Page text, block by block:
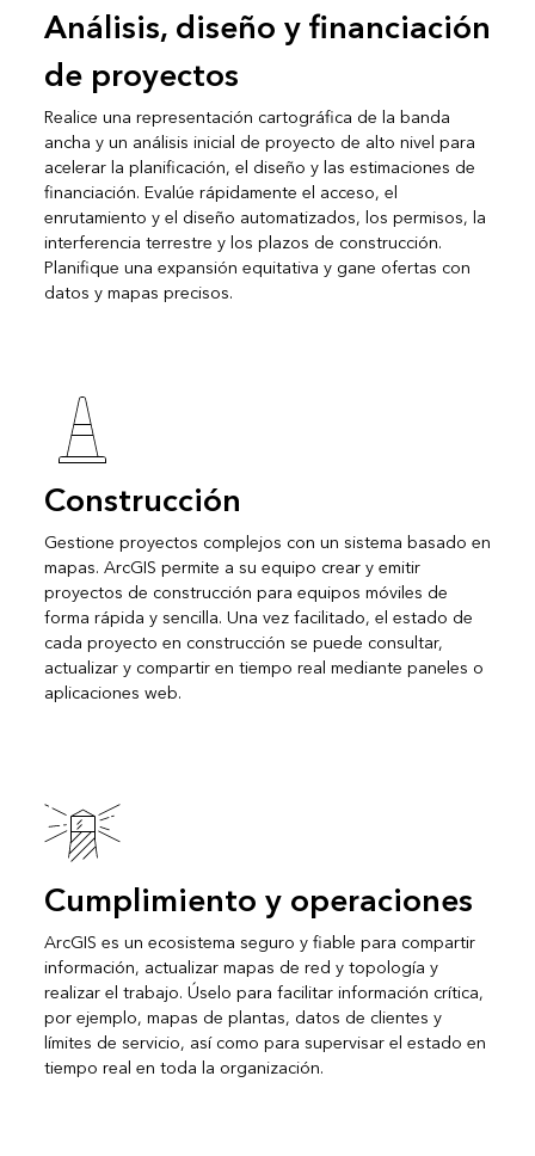
Análisis, diseño y financiación
de proyectos
Realice una representación cartográfica de la banda
ancha y un análisis inicial de proyecto de alto nivel para
acelerar la planificación, el diseño y las estimaciones de
financiación. Evalúe rápidamente el acceso, el
enrutamiento y el diseño automatizados, los permisos, la
interferencia terrestre y los plazos de construcción.
Planifique una expansión equitativa y gane ofertas con
datos y mapas precisos.
Construcción
Gestione proyectos complejos con un sistema basado en
mapas. ArcGIS permite a su equipo crear y emitir
proyectos de construcción para equipos móviles de
forma rápida y sencilla. Una vez facilitado, el estado de
cada proyecto en construcción se puede consultar,
actualizar y compartir en tiempo real mediante paneles o
aplicaciones web.
Cumplimiento y operaciones
ArcGIS es un ecosistema seguro y fiable para compartir
información, actualizar mapas de red y topología y
realizar el trabajo. Úselo para facilitar información crítica,
por ejemplo, mapas de plantas, datos de clientes y
límites de servicio, así como para supervisar el estado en
tiempo real en toda la organización.